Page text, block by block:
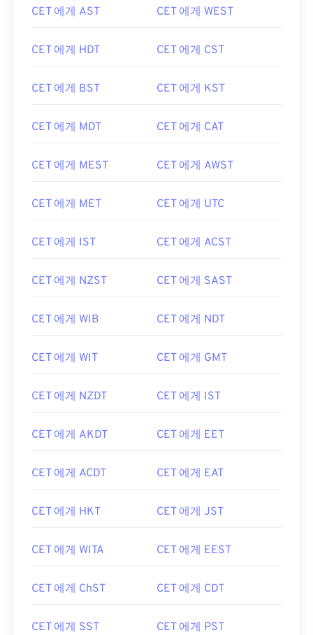
CET 에게 AST CET 에게 WEST
CET 에게 HDT CET 에게 CST
CET 에게 BST CET 에게 KST
CET 에게 MDT CET 에게 CAT
CET 에게 MEST CET 에게 AWST
CET 에게 MET CET 에게 UTC
CET 에게 IST CET 에게 ACST
CET 에게 NZST CET 에게 SAST
CET 에게 WIB CET 에게 NDT
CET 에게 WIT CET 에게 GMT
CET 에게 NZDT CET 에게 IST
CET 에게 AKDT CET 에게 EET
CET 에게 ACDT CET 에게 EAT
CET 에게 HKT CET 에게 JST
CET 에게 WITA CET 에게 EEST
CET 에게 ChST CET 에게 CDT
CET 에게 SST CET 에게 PST